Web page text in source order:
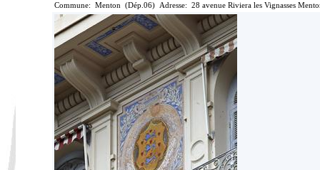
Commune: Menton (Dép.06) Adresse: 28 avenue Riviera les Vignasses